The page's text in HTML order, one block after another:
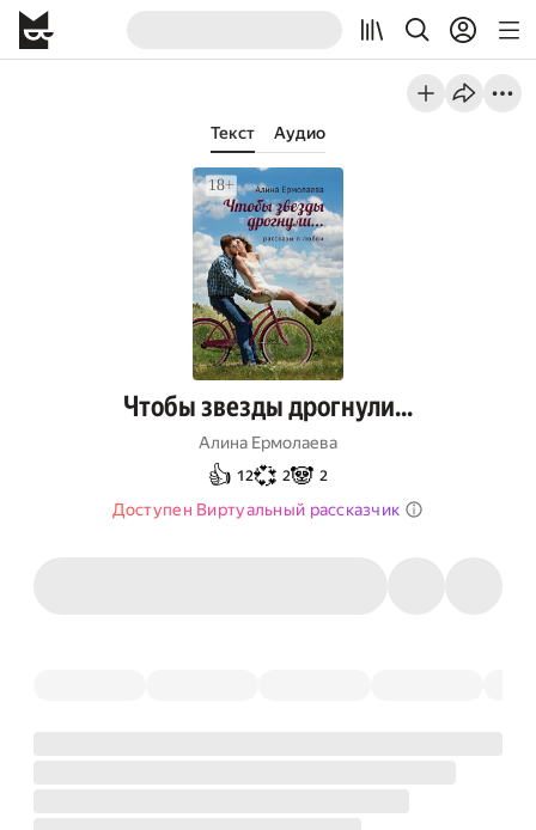
Текст Аудио
Чтобы звезды дрогнули…
Алина Ермолаева
👍 12💞 2🐼 2
Доступен Виртуальный рассказчик